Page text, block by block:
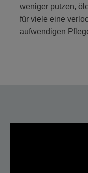
weniger putzen,
für viele eine
aufwendigen